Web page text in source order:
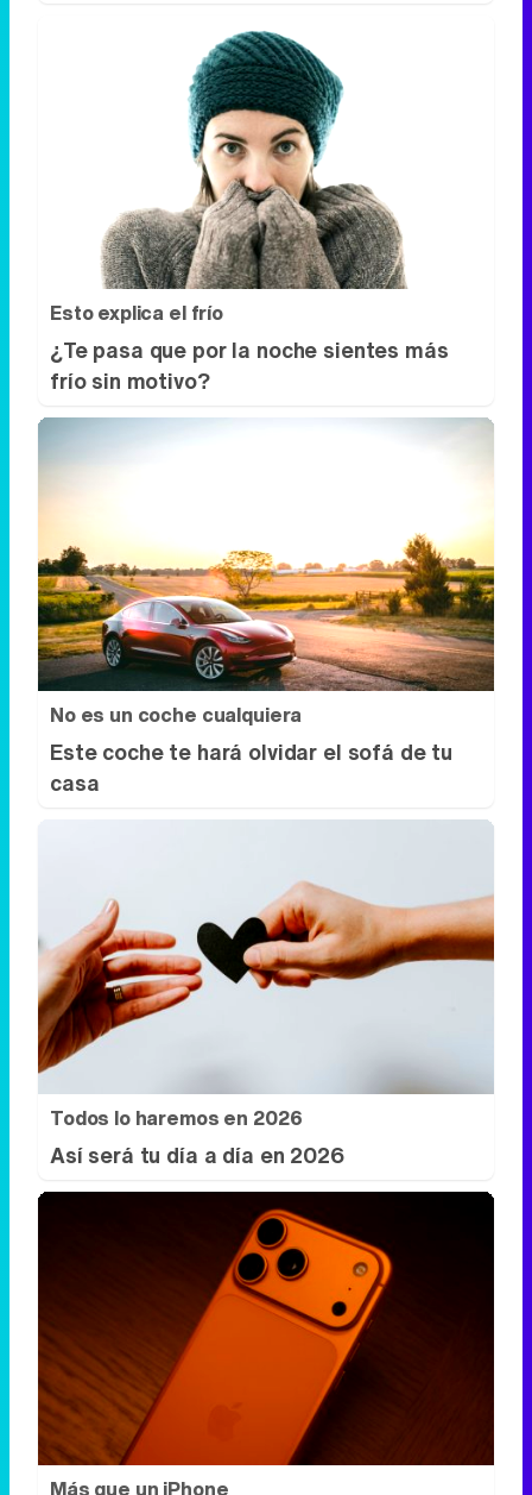
Esto explica el frío
¿Te pasa que por la noche sientes más
frío sin motivo?
No es un coche cualquiera
Este coche te hará olvidar el sofá de tu
casa
Todos lo haremos en 2026
Así será tu día a día en 2026
Más que un iPhone
¿El móvil también habla de ti?
DISCOVER WITH
Síguenos